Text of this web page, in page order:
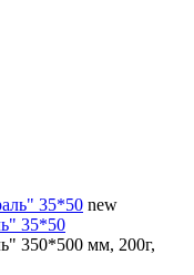
new
35*50
350*500 мм, 200г,